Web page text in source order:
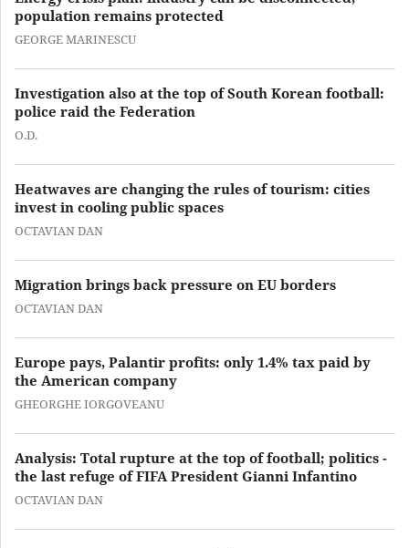
population remains protected
GEORGE MARINESCU
Investigation also at the top of South Korean football:
police raid the Federation
O.D.
Heatwaves are changing the rules of tourism: cities
invest in cooling public spaces
OCTAVIAN DAN
Migration brings back pressure on EU borders
OCTAVIAN DAN
Europe pays, Palantir profits: only 1.4% tax paid by
the American company
GHEORGHE IORGOVEANU
Analysis: Total rupture at the top of football; politics -
the last refuge of FIFA President Gianni Infantino
OCTAVIAN DAN